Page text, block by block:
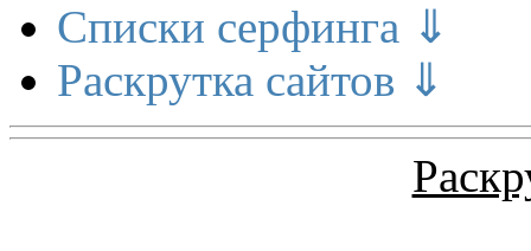
Списки серфинга ⇓
Раскрутка сайтов ⇓